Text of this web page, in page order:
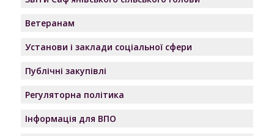
Ветеранам
Установи і заклади соціальної сфери
Публічні закупівлі
Регуляторна політика
Інформація для ВПО